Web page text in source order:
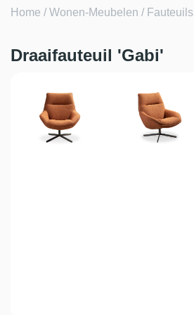
Home /Wonen-Meubelen / Fauteuils
Draaifauteuil 'Gabi'